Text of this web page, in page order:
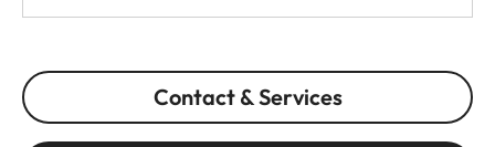
Contact & Services